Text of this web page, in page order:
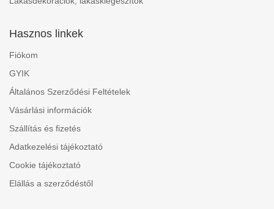
Hasznos linkek
Fiókom
GYIK
Általános Szerződési Feltételek
Vásárlási információk
Szállítás és fizetés
Adatkezelési tájékoztató
Cookie tájékoztató
Elállás a szerződéstől